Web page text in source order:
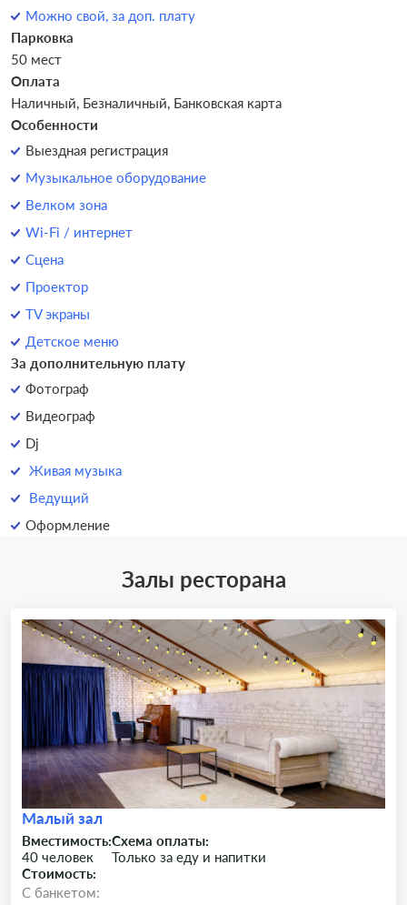
Можно свой, за доп. плату
Парковка
50 мест
Оплата
Наличный, Безналичный, Банковская карта
Особенности
Выездная регистрация
Музыкальное оборудование
Велком зона
Wi-Fi / интернет
Сцена
Проектор
TV экраны
Детское меню
За дополнительную плату
Фотограф
Видеограф
Dj
Живая музыка
Ведущий
Оформление
Залы ресторана
Малый зал
Вместимость:
40 человек
Схема оплаты:
Только за еду и напитки
Стоимость:
C банкетом: